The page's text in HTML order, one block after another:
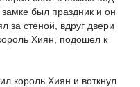
был праздник и он
за стеной, вдруг двери
Хиян, подошел к
король Хиян и воткнул